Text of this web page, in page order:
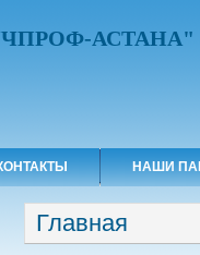
АСТАНА"
НАШИ
Вы здесь
Главная